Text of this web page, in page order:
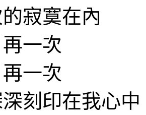
寂寞在內
一次
一次
刻印在我心中